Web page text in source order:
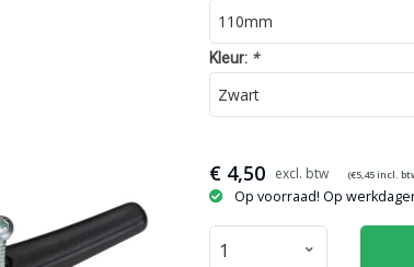
Kleur: *
€ 4,50 (€5,45incl.
Op voorraad! Op